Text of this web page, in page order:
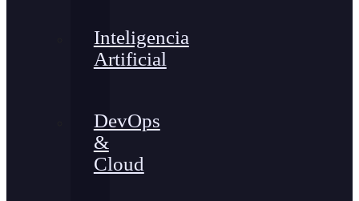
Inteligencia
Artificial
DevOps
&
Cloud